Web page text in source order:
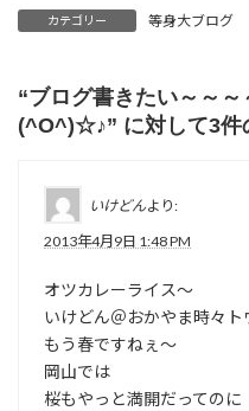
カテゴリー 等身大ブログ
“ブログ書きたい～～～
(^O^)☆♪” に対して3件
いけどんより:
2013年4月9日 1:48 PM
オツカレーライス～
いけどん＠おかやま時々ト
もう春ですねぇ～
岡山では
桜もやっと満開だってのに